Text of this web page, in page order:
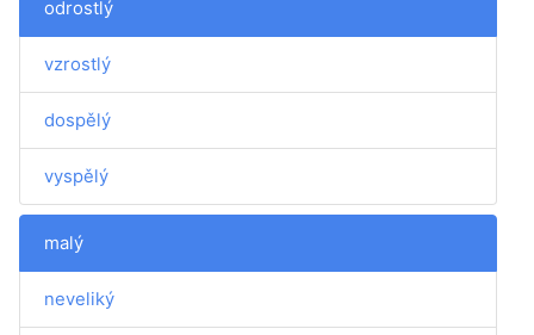
odrostlý
vzrostlý
dospělý
vyspělý
malý
neveliký